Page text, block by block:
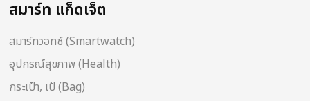
สมาร์ท แก็ดเจ็ต
สมาร์ทวอทช์ (Smartwatch)
อุปกรณ์สุขภาพ (Health)
กระเป๋า, เป้ (Bag)